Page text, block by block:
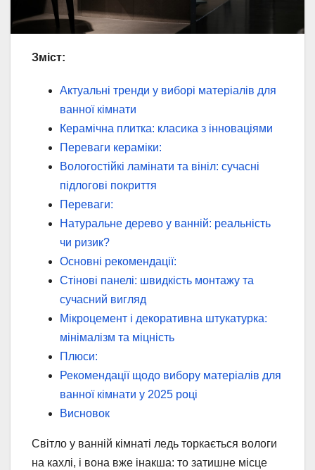
Зміст:
Актуальні тренди у виборі матеріалів для
ванної кімнати
Керамічна плитка: класика з інноваціями
Переваги кераміки:
Вологостійкі ламінати та вініл: сучасні
підлогові покриття
Переваги:
Натуральне дерево у ванній: реальність
чи ризик?
Основні рекомендації:
Стінові панелі: швидкість монтажу та
сучасний вигляд
Мікроцемент і декоративна штукатурка:
мінімалізм та міцність
Плюси:
Рекомендації щодо вибору матеріалів для
ванної кімнати у 2025 році
Висновок
Світло у ванній кімнаті ледь торкається вологи
на кахлі, і вона вже інакша: то затишне місце